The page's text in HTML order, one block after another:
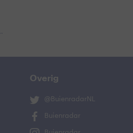
Overig
@BuienradarNL
Buienradar